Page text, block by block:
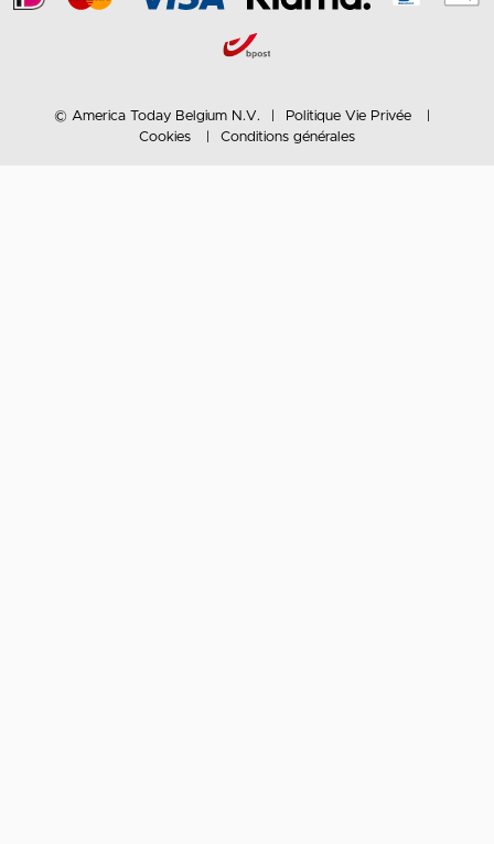
© America Today Belgium N.V.
Politique Vie Privée
Cookies
Conditions générales